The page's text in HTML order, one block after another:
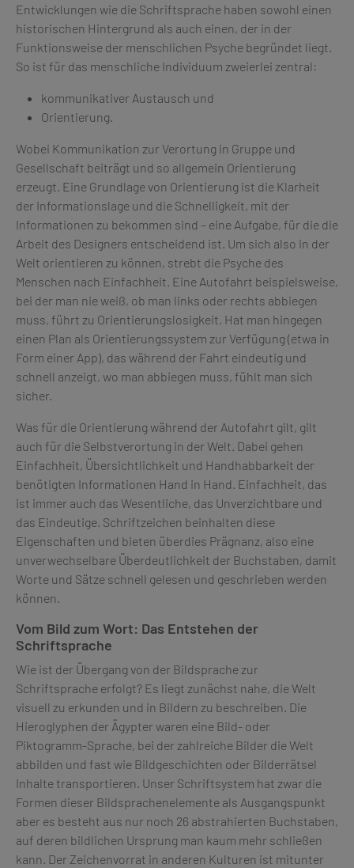
Entwicklungen wie die Schriftsprache haben sowohl einen
historischen Hintergrund als auch einen, der in der
Funktionsweise der menschlichen Psyche begründet liegt.
So ist für das menschliche Individuum zweierlei zentral:
kommunikativer Austausch und
Orientierung.
Wobei Kommunikation zur Verortung in Gruppe und
Gesellschaft beiträgt und so allgemein Orientierung
erzeugt. Eine Grundlage von Orientierung ist die Klarheit
der Informationslage und die Schnelligkeit, mit der
Informationen zu bekommen sind – eine Aufgabe, für die die
Arbeit des Designers entscheidend ist. Um sich also in der
Welt orientieren zu können, strebt die Psyche des
Menschen nach Einfachheit. Eine Autofahrt beispielsweise,
bei der man nie weiß, ob man links oder rechts abbiegen
muss, führt zu Orientierungslosigkeit. Hat man hingegen
einen Plan als Orientierungssystem zur Verfügung (etwa in
Form einer App), das während der Fahrt eindeutig und
schnell anzeigt, wo man abbiegen muss, fühlt man sich
sicher.
Was für die Orientierung während der Autofahrt gilt, gilt
auch für die Selbstverortung in der Welt. Dabei gehen
Einfachheit, Übersichtlichkeit und Handhabbarkeit der
benötigten Informationen Hand in Hand. Einfachheit, das
ist immer auch das Wesentliche, das Unverzichtbare und
das Eindeutige. Schriftzeichen beinhalten diese
Eigenschaften und bieten überdies Prägnanz, also eine
unverwechselbare Überdeutlichkeit der Buchstaben, damit
Worte und Sätze schnell gelesen und geschrieben werden
können.
Vom Bild zum Wort: Das Entstehen der
Schriftsprache
Wie ist der Übergang von der Bildsprache zur
Schriftsprache erfolgt? Es liegt zunächst nahe, die Welt
visuell zu erkunden und in Bildern zu beschreiben. Die
Hieroglyphen der Ägypter waren eine Bild- oder
Piktogramm-Sprache, bei der zahlreiche Bilder die Welt
abbilden und fast wie Bildgeschichten oder Bilderrätsel
Inhalte transportieren. Unser Schriftsystem hat zwar die
Formen dieser Bildsprachenelemente als Ausgangspunkt
aber es besteht aus nur noch 26 abstrahierten Buchstaben,
auf deren bildlichen Ursprung man kaum mehr schließen
kann. Der Zeichenvorrat in anderen Kulturen ist mitunter